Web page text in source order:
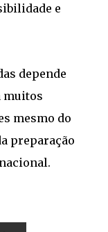
e
depende
muitos
mesmo do
preparação